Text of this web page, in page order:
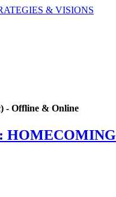
& VISIONS
- Offline & Online
HOMECOMING